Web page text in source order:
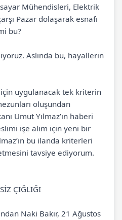
Mühendisleri, Elektrik
Pazar dolaşarak esnafı
bu?
Aslında bu, hayallerin
için uygulanacak tek kriterin
oluşundan
Umut Yılmaz’ın haberi
işe alım için yeni bir
bu ilanda kriterleri
tavsiye ediyorum.
ÇIĞLIĞI
Naki Bakır, 21 Ağustos